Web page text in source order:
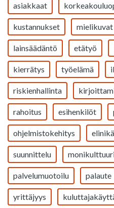
asiakkaat
kustannukset mielikuvat
lainsäädäntö etätyö
kierrätys työelämä
riskienhallinta
rahoitus esihenkilöt
ohjelmistokehitys
suunnittelu
palvelumuotoilu palaute
yrittäjyys